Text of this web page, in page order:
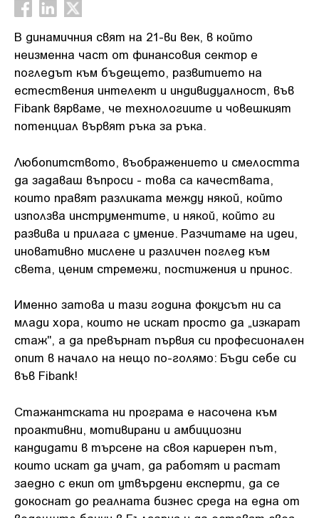
В динамичния свят на 21-ви век, в който
неизменна част от финансовия сектор е
погледът към бъдещето, развитието на
естествения интелект и индивидуалност, във
Fibank вярваме, че технологиите и човешкият
потенциал вървят ръка за ръка.
Любопитството, въображението и смелостта
да задаваш въпроси - това са качествата,
които правят разликата между някой, който
използва инструментите, и някой, който ги
развива и прилага с умение. Разчитаме на идеи,
иновативно мислене и различен поглед към
света, ценим стремежи, постижения и принос.
Именно затова и тази година фокусът ни са
млади хора, които не искат просто да „изкарат
стаж", а да превърнат първия си професионален
опит в начало на нещо по-голямо: Бъди себе си
във Fibank!
Стажантската ни програма е насочена към
проактивни, мотивирани и амбициозни
кандидати в търсене на своя кариерен път,
които искат да учат, да работят и растат
заедно с екип от утвърдени експерти, да се
докоснат до реалната бизнес среда на една от